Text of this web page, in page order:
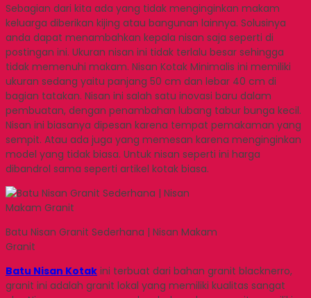
Sebagian dari kita ada yang tidak menginginkan makam
keluarga diberikan kijing atau bangunan lainnya. Solusinya
anda dapat menambahkan kepala nisan saja seperti di
postingan ini. Ukuran nisan ini tidak terlalu besar sehingga
tidak memenuhi makam. Nisan Kotak Minimalis ini memiliki
ukuran sedang yaitu panjang 50 cm dan lebar 40 cm di
bagian tatakan. Nisan ini salah satu inovasi baru dalam
pembuatan, dengan penambahan lubang tabur bunga kecil.
Nisan ini biasanya dipesan karena tempat pemakaman yang
sempit. Atau ada juga yang memesan karena menginginkan
model yang tidak biasa. Untuk nisan seperti ini harga
dibandrol sama seperti artikel kotak biasa.
Batu Nisan Granit Sederhana | Nisan Makam
Granit
Batu Nisan Kotak ini terbuat dari bahan granit blacknerro,
granit ini adalah granit lokal yang memiliki kualitas sangat